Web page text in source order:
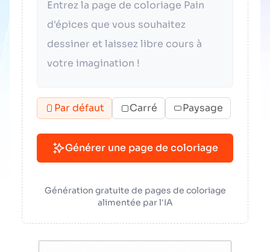
Par défaut Carré Paysage
Générer une page de coloriage
Génération gratuite de pages de coloriage
alimentée par l'IA